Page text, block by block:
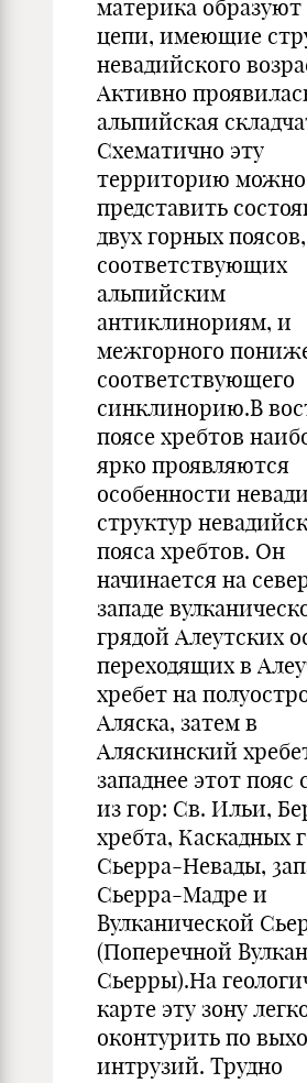
материка
цепи, имеющие
невадийского
Активно
альпийская
Схематично эту
территорию можно
представить
двух горных поясов,
соответствующих
альпийским
антиклинориям, и
межгорного
соответствующего
синклинорию.В
поясе хребтов
ярко проявляются
особенности
структур
пояса хребтов. Он
начинается на
западе
грядой Алеутских
переходящих в
хребет на
Аляска, затем в
Аляскинский
западнее этот пояс
из гор: Св. Ильи,
хребта, Каскадных
Сьерра-Невады,
Сьерра-Мадре и
Вулканической
(Поперечной
Сьерры).На
карте эту зону
оконтурить по
интрузий. Трудно